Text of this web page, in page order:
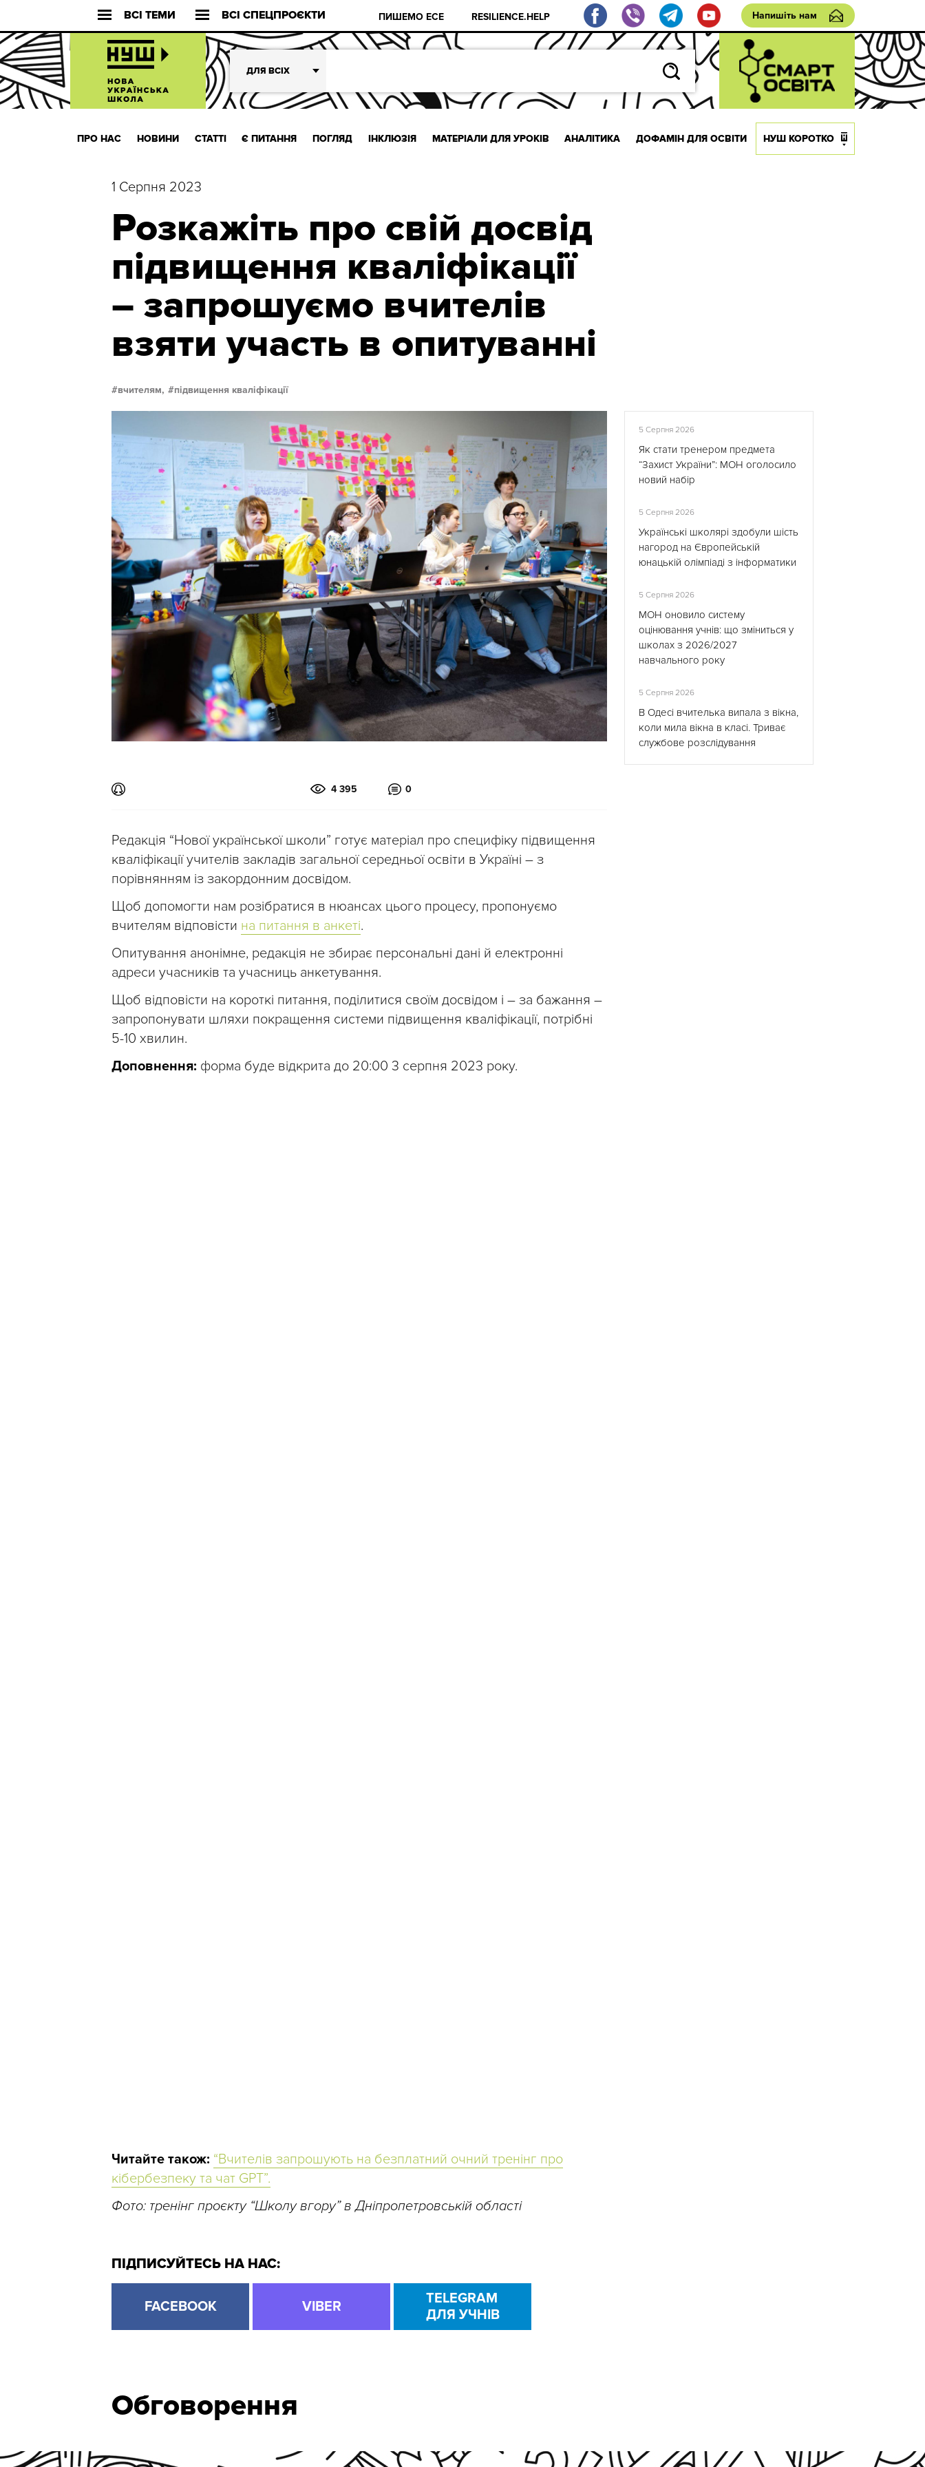
ВСІ ТЕМИ ВСІ СПЕЦПРОЄКТИ ПИШЕМО ЕСЕ RESILIENCE.HELP Напишіть нам
ДЛЯ ВСІХ
ПРО НАС НОВИНИ СТАТТІ Є ПИТАННЯ ПОГЛЯД ІНКЛЮЗІЯ МАТЕРІАЛИ ДЛЯ УРОКІВ АНАЛІТИКА ДОФАМІН ДЛЯ ОСВІТИ НУШ КОРОТКО
1 Серпня 2023
Розкажіть про свій досвід
підвищення кваліфікації
– запрошуємо вчителів
взяти участь в опитуванні
вчителям, підвищення кваліфікації
4 395 0
Редакція “Нової української школи” готує матеріал про специфіку підвищення
кваліфікації учителів закладів загальної середньої освіти в Україні – з
порівнянням із закордонним досвідом.
Щоб допомогти нам розібратися в нюансах цього процесу, пропонуємо
вчителям відповісти на питання в анкеті.
Опитування анонімне, редакція не збирає персональні дані й електронні
адреси учасників та учасниць анкетування.
Щоб відповісти на короткі питання, поділитися своїм досвідом і – за бажання –
запропонувати шляхи покращення системи підвищення кваліфікації, потрібні
5-10 хвилин.
Доповнення: форма буде відкрита до 20:00 3 серпня 2023 року.
Читайте також: “Вчителів запрошують на безплатний очний тренінг про
кібербезпеку та чат GPT”.
Фото: тренінг проєкту “Школу вгору” в Дніпропетровській області
ПІДПИСУЙТЕСЬ НА НАС:
FACEBOOK VIBER
TELEGRAM
ДЛЯ УЧНІВ
5 Серпня 2026
Як стати тренером предмета
“Захист України”: МОН оголосило
новий набір
5 Серпня 2026
Українські школярі здобули шість
нагород на Європейській
юнацькій олімпіаді з інформатики
5 Серпня 2026
МОН оновило систему
оцінювання учнів: що зміниться у
школах з 2026/2027
навчального року
5 Серпня 2026
В Одесі вчителька випала з вікна,
коли мила вікна в класі. Триває
службове розслідування
Обговорення